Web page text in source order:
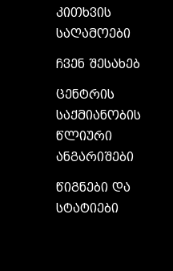
კითხვის
საღამოები
ჩვენ შესახებ
ცენტრის
საქმიანობის
წლიური
ანგარიშები
წიგნები და
სტატიები